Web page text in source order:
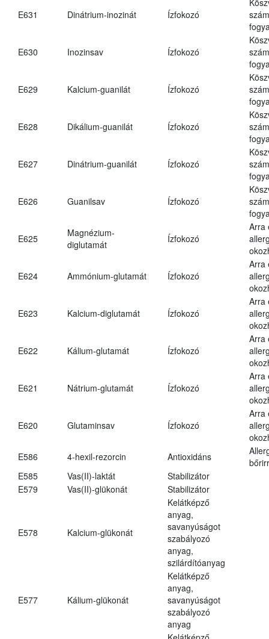
E631 Dinátrium-inozinát Ízfokozó
E630 Inozinsav Ízfokozó
E629 Kalcium-guanilát Ízfokozó
E628 Dikálium-guanilát Ízfokozó
E627 Dinátrium-guanilát Ízfokozó
E626 Guanilsav Ízfokozó
E625
Magnézium-
diglutamát
Ízfokozó
Arra
E624 Ammónium-glutamát Ízfokozó
Arra
E623 Kalcium-diglutamát Ízfokozó
Arra
E622 Kálium-glutamát Ízfokozó
Arra
E621 Nátrium-glutamát Ízfokozó
Arra
E620 Glutaminsav Ízfokozó
Arra
E586
4-hexil-rezorcin Antioxidáns
E585
Vas(II)-laktát
Stabilizátor
E579
Vas(II)-glükonát Stabilizátor
E578 Kalcium-glükonát
Kelátképző
anyag,
savanyúságot
szabályozó
anyag,
szilárdítóanyag
E577 Kálium-glükonát
Kelátképző
anyag,
savanyúságot
szabályozó
anyag